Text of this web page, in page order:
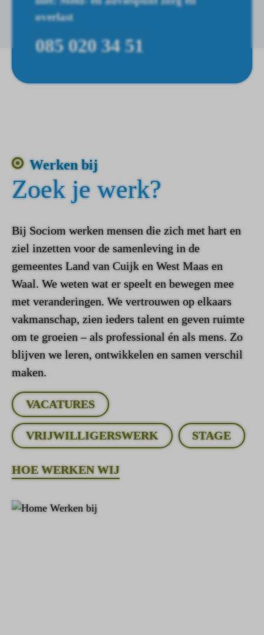
overlast
085 020 34 51
Werken bij
Zoek je werk?
Bij Sociom werken mensen die zich met hart en
ziel inzetten voor de samenleving in de
gemeentes Land van Cuijk en West Maas en
Waal. We weten wat er speelt en bewegen mee
met veranderingen. We vertrouwen op elkaars
vakmanschap, zien ieders talent en geven ruimte
om te groeien – als professional én als mens. Zo
blijven we leren, ontwikkelen en samen verschil
maken.
VACATURES
VRIJWILLIGERSWERK STAGE
HOE WERKEN WIJ